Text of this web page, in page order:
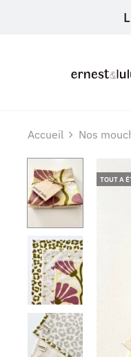
Accueil Nos
TOUT A